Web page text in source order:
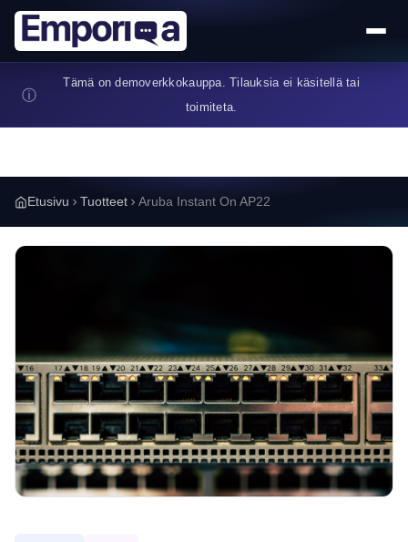
Hyppää pääsisältöön
ⓘ
Tämä on demoverkkokauppa. Tilauksia ei käsitellä tai
toimiteta.
Etusivu Tuotteet Aruba Instant On AP22